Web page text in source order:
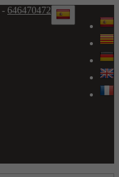
- 646470472